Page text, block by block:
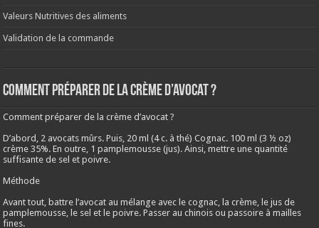
Valeurs Nutritives des aliments
Validation de la commande
Comment préparer de la crème d’avocat ?
Comment préparer de la crème d’avocat ?
D’abord, 2 avocats mûrs. Puis, 20 ml (4 c. à thé) Cognac. 100 ml (3 ½ oz)
crème 35%. En outre, 1 pamplemousse (jus). Ainsi, mettre une quantité
suffisante de sel et poivre.
Méthode
Avant tout, battre l’avocat au mélange avec le cognac, la crème, le jus de
pamplemousse, le sel et le poivre. Passer au chinois ou passoire à mailles
fines.